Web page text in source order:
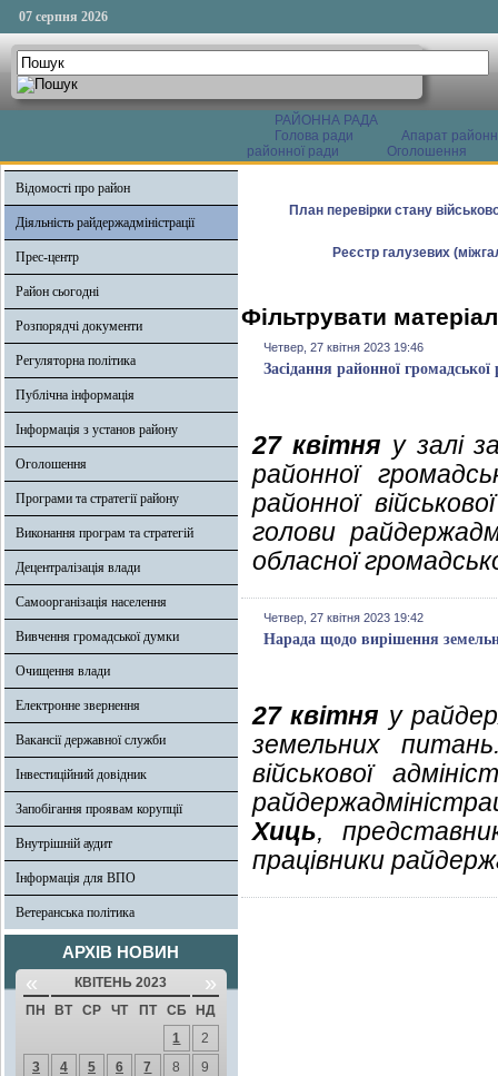
07 серпня 2026
РАЙОННА РАДА
Голова ради
Апарат
районної ради
Оголошення
Відомості про район
Діяльність райдержадміністрації
Прес-центр
Район сьогодні
Розпорядчі документи
Регуляторна політика
Публічна інформація
Інформація з установ району
Оголошення
Програми та стратегії району
Виконання програм та стратегій
Децентралізація влади
Самоорганізація населення
Вивчення громадської думки
Очищення влади
Електронне звернення
Вакансії державної служби
Інвестиційний довідник
Запобігання проявам корупції
Внутрішній аудит
Інформація для ВПО
Ветеранська політика
АРХІВ НОВИН
« КВІТЕНЬ 2023 »
ПН ВТ СР ЧТ ПТ СБ
НД
1
2
3
4 5 6 7 8
9
План перевірки стану
Реєстр галузевих
Фільтрувати
Четвер, 27 квітня 2023 19:46
Засідання районної громадської
27 квітня у залі
районної
районної
голови
обласної
Четвер, 27 квітня 2023 19:42
Нарада щодо вирішення
27 квітня у
земельних
військової
Хиць,
працівники